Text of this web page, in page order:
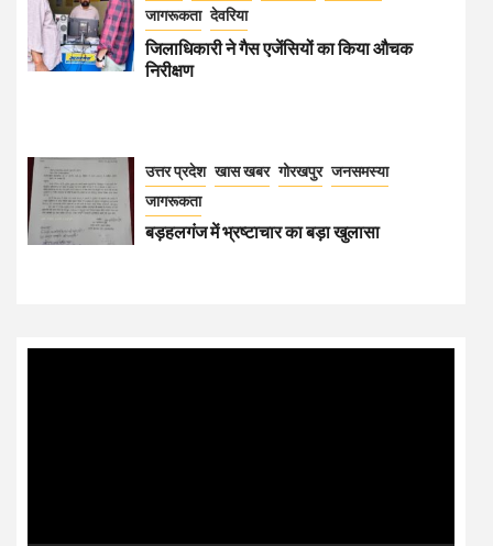
जागरूकता देवरिया
जिलाधिकारी ने गैस एजेंसियों का किया औचक
निरीक्षण
उत्तर प्रदेश खास खबर गोरखपुर जनसमस्या
जागरूकता
बड़हलगंज में भ्रष्टाचार का बड़ा खुलासा